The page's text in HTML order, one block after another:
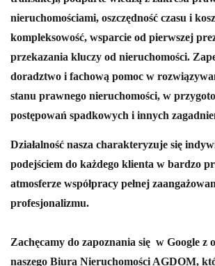
nieruchomościami, oszczędność czasu i
kompleksowość, wsparcie od pierwszej
przekazania kluczy od nieruchomości.
doradztwo i fachową pomoc w
stanu prawnego nieruchomości, w
postępowań spadkowych i innych
Działalność nasza charakteryzuje się
podejściem do każdego klienta w bardzo
atmosferze współpracy pełnej
profesjonalizmu.
Zachęcamy do zapoznania się w Google z
naszego Biura Nieruchomości AGDOM,